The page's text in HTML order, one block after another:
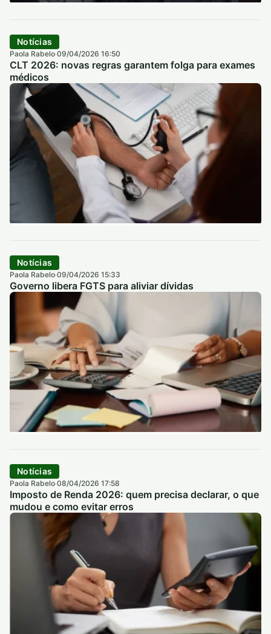
Notícias
Paola Rabelo·09/04/2026 16:50
CLT 2026: novas regras garantem folga para exames
médicos
Notícias
Paola Rabelo·09/04/2026 15:33
Governo libera FGTS para aliviar dívidas
Notícias
Paola Rabelo·08/04/2026 17:58
Imposto de Renda 2026: quem precisa declarar, o que
mudou e como evitar erros